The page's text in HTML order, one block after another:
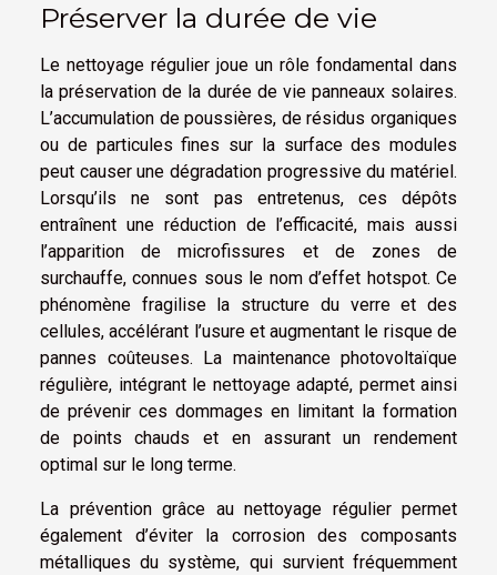
Préserver la durée de vie
Le nettoyage régulier joue un rôle fondamental dans
la préservation de la durée de vie panneaux solaires.
L’accumulation de poussières, de résidus organiques
ou de particules fines sur la surface des modules
peut causer une dégradation progressive du matériel.
Lorsqu’ils ne sont pas entretenus, ces dépôts
entraînent une réduction de l’efficacité, mais aussi
l’apparition de microfissures et de zones de
surchauffe, connues sous le nom d’effet hotspot. Ce
phénomène fragilise la structure du verre et des
cellules, accélérant l’usure et augmentant le risque de
pannes coûteuses. La maintenance photovoltaïque
régulière, intégrant le nettoyage adapté, permet ainsi
de prévenir ces dommages en limitant la formation
de points chauds et en assurant un rendement
optimal sur le long terme.
La prévention grâce au nettoyage régulier permet
également d’éviter la corrosion des composants
métalliques du système, qui survient fréquemment